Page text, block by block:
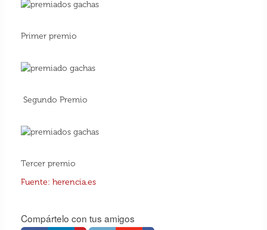
Primer premio
Segundo Premio
Tercer premio
Fuente: herencia.es
Compártelo con tus amigos